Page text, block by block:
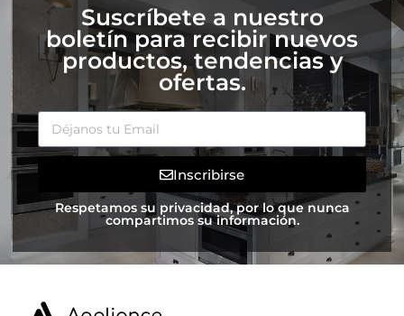
Suscríbete a nuestro
boletín para recibir nuevos
productos, tendencias y
ofertas.
Inscribirse
Respetamos su privacidad, por lo que nunca
compartimos su información.